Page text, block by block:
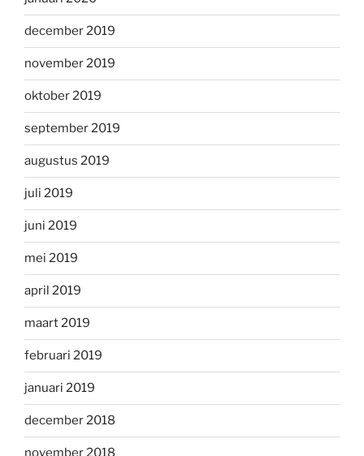
december 2019
november 2019
oktober 2019
september 2019
augustus 2019
juli 2019
juni 2019
mei 2019
april 2019
maart 2019
februari 2019
januari 2019
december 2018